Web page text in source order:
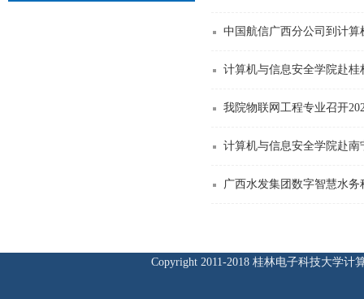
中国航信广西分公司到计
计算机与信息安全学院赴
我院物联网工程专业召开
计算机与信息安全学院赴
广西水发集团数字智慧水
Copyright 2011-2018 桂林电子科技大学